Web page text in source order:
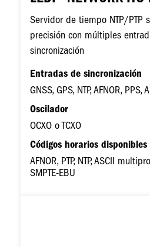
Servidor de tiempo NTP/PTP
precisión con múltiples
sincronización
Entradas de sincronización
GNSS, GPS, NTP, AFNOR, PPS,
Oscilador
OCXO o TCXO
Códigos horarios disponibles
AFNOR, PTP, NTP, ASCII
SMPTE-EBU